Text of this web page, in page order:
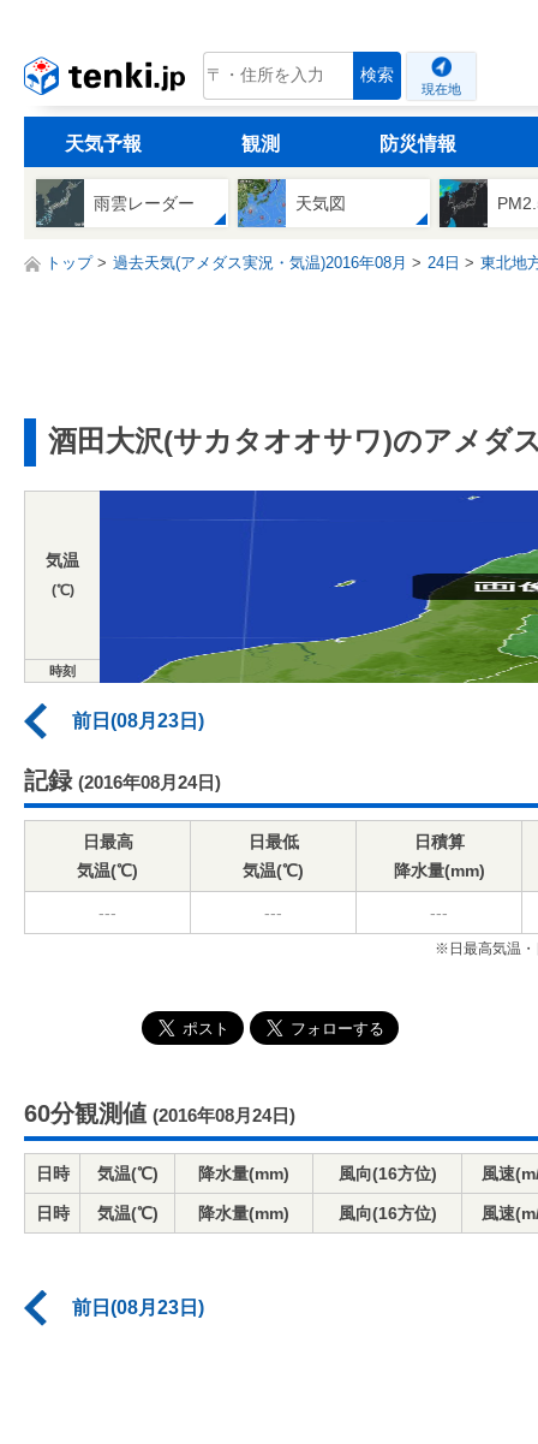
tenki.jp 検索
現在地
天気予報 観測 防災情報
雨雲レーダー 天気図
トップ 過去天気(アメダス実況・気温)2016年08月 24日 東北地
酒田大沢(サカタオオサワ)のアメダ
気温
(℃)
時刻
前日(08月23日)
記録 (2016年08月24日)
日最高
気温(℃)
日最低
気温(℃)
日積算
降水量(mm)
--- --- ---
※日最高気温・
60分観測値 (2016年08月24日)
日時 気温(℃) 降水量(mm) 風向(16方位) 風速
日時 気温(℃) 降水量(mm) 風向(16方位) 風速
前日(08月23日)